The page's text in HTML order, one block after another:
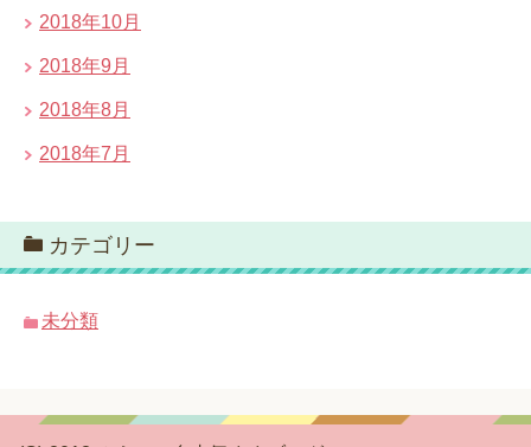
2018年10月
2018年9月
2018年8月
2018年7月
カテゴリー
未分類